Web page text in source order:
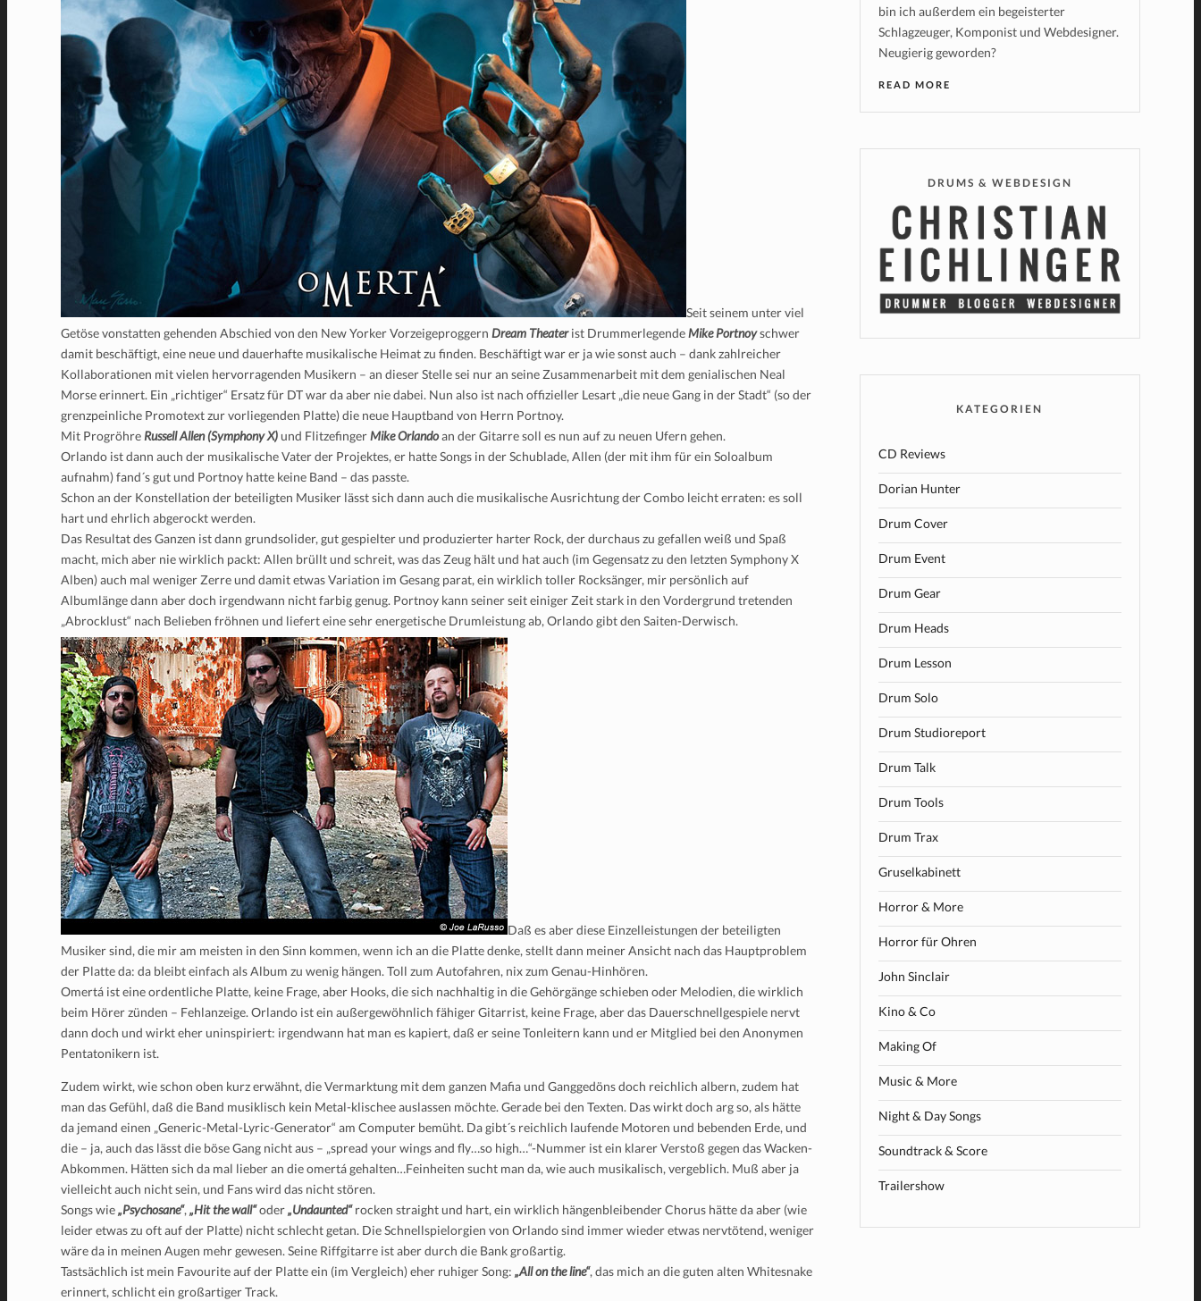
Seit seinem unter viel
Getöse vonstatten gehenden Abschied von den New Yorker Vorzeigeproggern Dream Theaterist DrummerlegendeMike Portnoyschwer
damit beschäftigt, eine neue und dauerhafte musikalische Heimat zu finden. Beschäftigt war er ja wie sonst auch – dank zahlreicher
Kollaborationen mit vielen hervorragenden Musikern – an dieser Stelle sei nur an seine Zusammenarbeit mit dem genialischen Neal
Morse erinnert. Ein „richtiger“ Ersatz für DT war da aber nie dabei. Nun also ist nach offizieller Lesart „die neue Gang in der Stadt“ (so der
grenzpeinliche Promotext zur vorliegenden Platte) die neue Hauptband von Herrn Portnoy.
Mit Progröhre Russell Allen (Symphony X)und FlitzefingerMike Orlandoan der Gitarre soll es nun auf zu neuen Ufern gehen.
Orlando ist dann auch der musikalische Vater der Projektes, er hatte Songs in der Schublade, Allen (der mit ihm für ein Soloalbum
aufnahm) fand´s gut und Portnoy hatte keine Band – das passte.
Schon an der Konstellation der beteiligten Musiker lässt sich dann auch die musikalische Ausrichtung der Combo leicht erraten: es soll
hart und ehrlich abgerockt werden.
Das Resultat des Ganzen ist dann grundsolider, gut gespielter und produzierter harter Rock, der durchaus zu gefallen weiß und Spaß
macht, mich aber nie wirklich packt: Allen brüllt und schreit, was das Zeug hält und hat auch (im Gegensatz zu den letzten Symphony X
Alben) auch mal weniger Zerre und damit etwas Variation im Gesang parat, ein wirklich toller Rocksänger, mir persönlich auf
Albumlänge dann aber doch irgendwann nicht farbig genug. Portnoy kann seiner seit einiger Zeit stark in den Vordergrund tretenden
„Abrocklust“ nach Belieben fröhnen und liefert eine sehr energetische Drumleistung ab, Orlando gibt den Saiten-Derwisch.
Daß es aber diese Einzelleistungen der beteiligten
Musiker sind, die mir am meisten in den Sinn kommen, wenn ich an die Platte denke, stellt dann meiner Ansicht nach das Hauptproblem
der Platte da: da bleibt einfach als Album zu wenig hängen. Toll zum Autofahren, nix zum Genau-Hinhören.
Omertá ist eine ordentliche Platte, keine Frage, aber Hooks, die sich nachhaltig in die Gehörgänge schieben oder Melodien, die wirklich
beim Hörer zünden – Fehlanzeige. Orlando ist ein außergewöhnlich fähiger Gitarrist, keine Frage, aber das Dauerschnellgespiele nervt
dann doch und wirkt eher uninspiriert: irgendwann hat man es kapiert, daß er seine Tonleitern kann und er Mitglied bei den Anonymen
Pentatonikern ist.
Zudem wirkt, wie schon oben kurz erwähnt, die Vermarktung mit dem ganzen Mafia und Ganggedöns doch reichlich albern, zudem hat
man das Gefühl, daß die Band musiklisch kein Metal-klischee auslassen möchte. Gerade bei den Texten. Das wirkt doch arg so, als hätte
da jemand einen „Generic-Metal-Lyric-Generator“ am Computer bemüht. Da gibt´s reichlich laufende Motoren und bebenden Erde, und
die – ja, auch das lässt die böse Gang nicht aus – „spread your wings and fly…so high…“-Nummer ist ein klarer Verstoß gegen das Wacken-
Abkommen. Hätten sich da mal lieber an die omertá gehalten…Feinheiten sucht man da, wie auch musikalisch, vergeblich. Muß aber ja
vielleicht auch nicht sein, und Fans wird das nicht stören.
Songs wie„Psychosane“, „Hit the wall“oder„Undaunted“rocken straight und hart, ein wirklich hängenbleibender Chorus hätte da aber (wie
leider etwas zu oft auf der Platte) nicht schlecht getan. Die Schnellspielorgien von Orlando sind immer wieder etwas nervtötend, weniger
wäre da in meinen Augen mehr gewesen. Seine Riffgitarre ist aber durch die Bank großartig.
Tastsächlich ist mein Favourite auf der Platte ein (im Vergleich) eher ruhiger Song: „All on the line“, das mich an die guten alten Whitesnake
erinnert, schlicht ein großartiger Track.
bin ich außerdem ein begeisterter
Schlagzeuger, Komponist und Webdesigner.
Neugierig geworden?
READ MORE
DRUMS & WEBDESIGN
KATEGORIEN
CD Reviews
Dorian Hunter
Drum Cover
Drum Event
Drum Gear
Drum Heads
Drum Lesson
Drum Solo
Drum Studioreport
Drum Talk
Drum Tools
Drum Trax
Gruselkabinett
Horror & More
Horror für Ohren
John Sinclair
Kino & Co
Making Of
Music & More
Night & Day Songs
Soundtrack & Score
Trailershow